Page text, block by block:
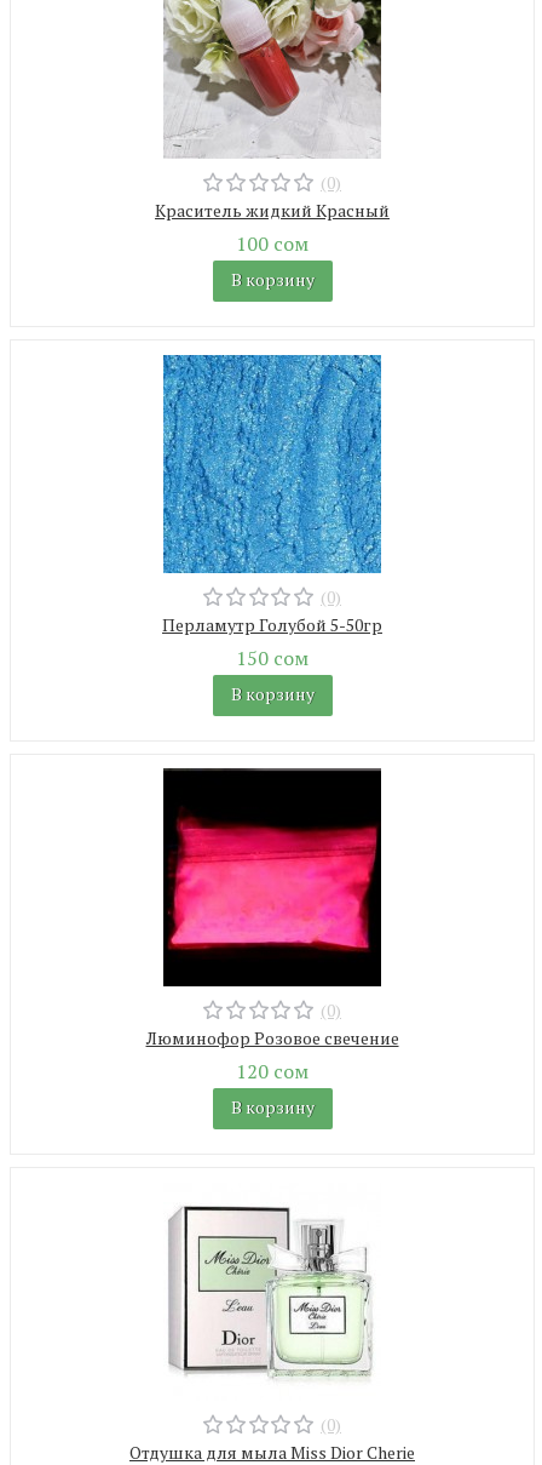
(0)
Краситель жидкий Красный
100 сом
В корзину
(0)
Перламутр Голубой 5-50гр
150 сом
В корзину
(0)
Люминофор Розовое свечение
120 сом
В корзину
(0)
Отдушка для мыла Miss Dior Cherie